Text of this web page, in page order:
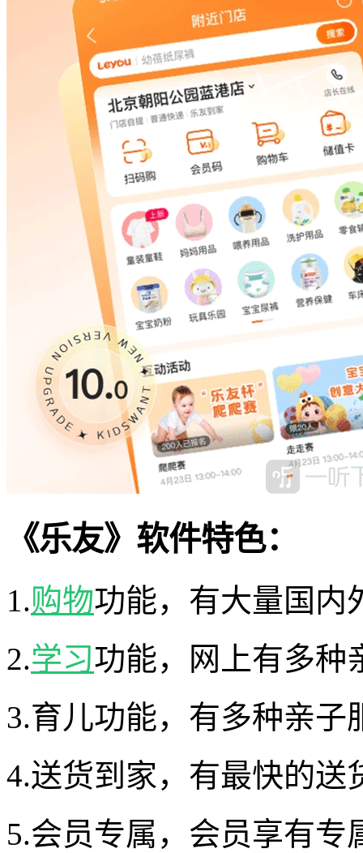
《乐友》软件特色：
1.购物功能，有大量国内
2.学习功能，网上有多种
3.育儿功能，有多种亲子
4.送货到家，有最快的送
5.会员专属，会员享有专